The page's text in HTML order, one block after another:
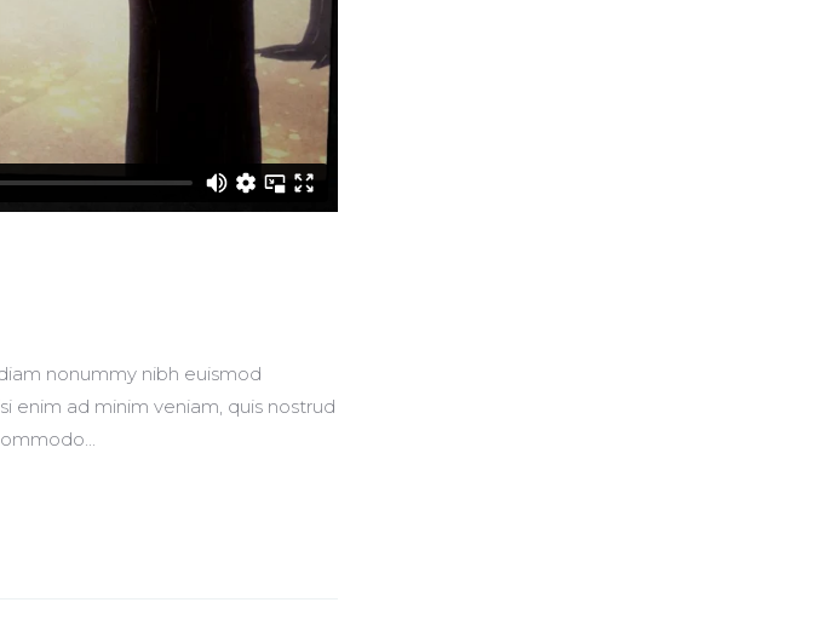
nonummy nibh euismod
enim ad minim veniam, quis nostrud